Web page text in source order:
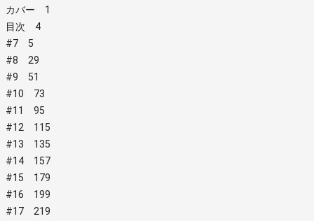
カバー 1
目次 4
#7 5
#8 29
#9 51
#10 73
#11 95
#12 115
#13 135
#14 157
#15 179
#16 199
#17 219